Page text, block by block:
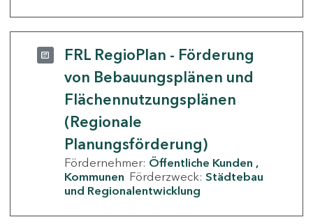
FRL RegioPlan - Förderung
von Bebauungsplänen und
Flächennutzungsplänen
(Regionale
Planungsförderung)
Fördernehmer: Öffentliche Kunden
Kommunen Förderzweck: Städtebau
und Regionalentwicklung